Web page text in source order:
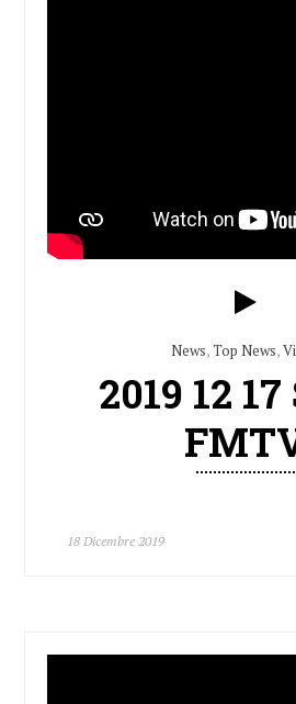
News,Top News,
2019 12
18 Dicembre 2019